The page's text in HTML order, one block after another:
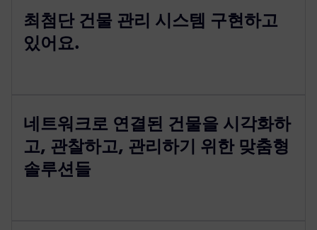
최첨단 건물 관리 시스템 구현하고
있어요.
네트워크로 연결된 건물을 시각화하
고, 관찰하고, 관리하기 위한 맞춤형
솔루션들